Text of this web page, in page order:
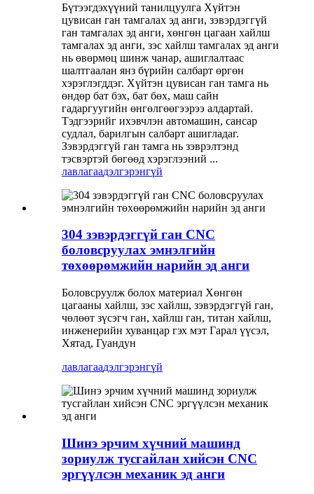
Бүтээгдэхүүний танилцуулга Хүйтэн
цувисан ган тамгалах эд анги, зэвэрдэггүй
ган тамгалах эд анги, хөнгөн цагаан хайлш
тамгалах эд анги, зэс хайлш тамгалах эд анги
нь өвөрмөц шинж чанар, ашиглалтаас
шалтгаалан янз бүрийн салбарт өргөн
хэрэглэгддэг. Хүйтэн цувисан ган тамга нь
өндөр бат бэх, бат бөх, маш сайн
гадаргуугийн өнгөлгөөгээрээ алдартай.
Тэдгээрийг ихэвчлэн автомашин, сансар
судлал, барилгын салбарт ашигладаг.
Зэвэрдэггүй ган тамга нь зэврэлтэнд
тэсвэртэй бөгөөд хэрэглээний ...
лавлагаадэлгэрэнгүй
304 зэвэрдэггүй ган CNC
боловсруулах эмнэлгийн
төхөөрөмжийн нарийн эд анги
Боловсруулж болох материал Хөнгөн
цагааны хайлш, зэс хайлш, зэвэрдэггүй ган,
чөлөөт зүсэгч ган, хайлш ган, титан хайлш,
инженерийн хуванцар гэх мэт Гарал үүсэл,
Хятад, Гуандун
лавлагаадэлгэрэнгүй
Шинэ эрчим хүчний машинд
зориулж тусгайлан хийсэн CNC
эргүүлсэн механик эд анги